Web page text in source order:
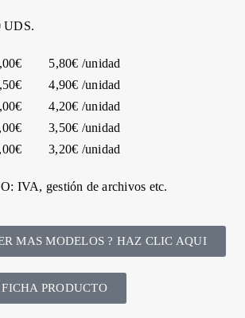
UDS.
5,80€ /unidad
4,90€ /unidad
4,20€ /unidad
3,50€ /unidad
3,20€ /unidad
IVA, gestión de archivos etc.
MAS MODELOS ? HAZ CLIC AQUI
PRODUCTO